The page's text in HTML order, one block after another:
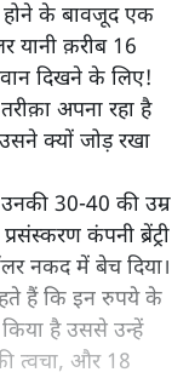
होने के बावजूद एक
यानी क़रीब 16
दिखने के लिए!
अपना रहा है
क्यों जोड़ रखा
उनकी 30-40 की उम्र
कंपनी ब्रेंट्री
नकद में बेच दिया।
कहते हैं कि इन रुपये के
किया है उससे उन्हें
त्वचा, और 18